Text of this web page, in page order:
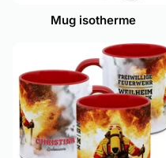
Mug isotherme